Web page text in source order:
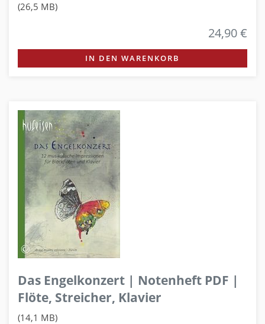
(26,5 MB)
24,90 €
IN DEN WARENKORB
Das Engelkonzert | Notenheft PDF |
Flöte, Streicher, Klavier
(14,1 MB)